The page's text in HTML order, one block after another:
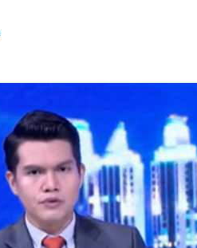
diskon 50% untuk
presiden dalam memitigasi
Bell, CNBC Indonesia (Rabu, 01/